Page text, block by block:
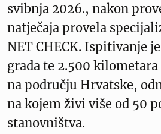
svibnja 2026., nakon
natječaja provela
NET CHECK. Ispitivanje
grada te 2.500 kilometara
na području Hrvatske,
na kojem živi više od 50
stanovništva.